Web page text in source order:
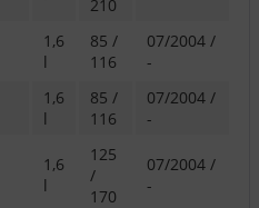
210
1,6
l
85 /
116
07/2004 /
-
1,6
l
85 /
116
07/2004 /
-
1,6
l
125
/
170
07/2004 /
-